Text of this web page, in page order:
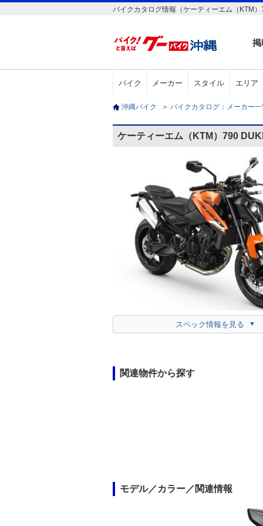
バイクカタログ情報（ケーティーエム（KTM
バイク メーカー スタイル エリア
沖縄バイク ＞ バイクカタログ：メーカー
ケーティーエム（KTM）790
スペック情報を見る
関連物件から探す
モデル／カラー／関連情報